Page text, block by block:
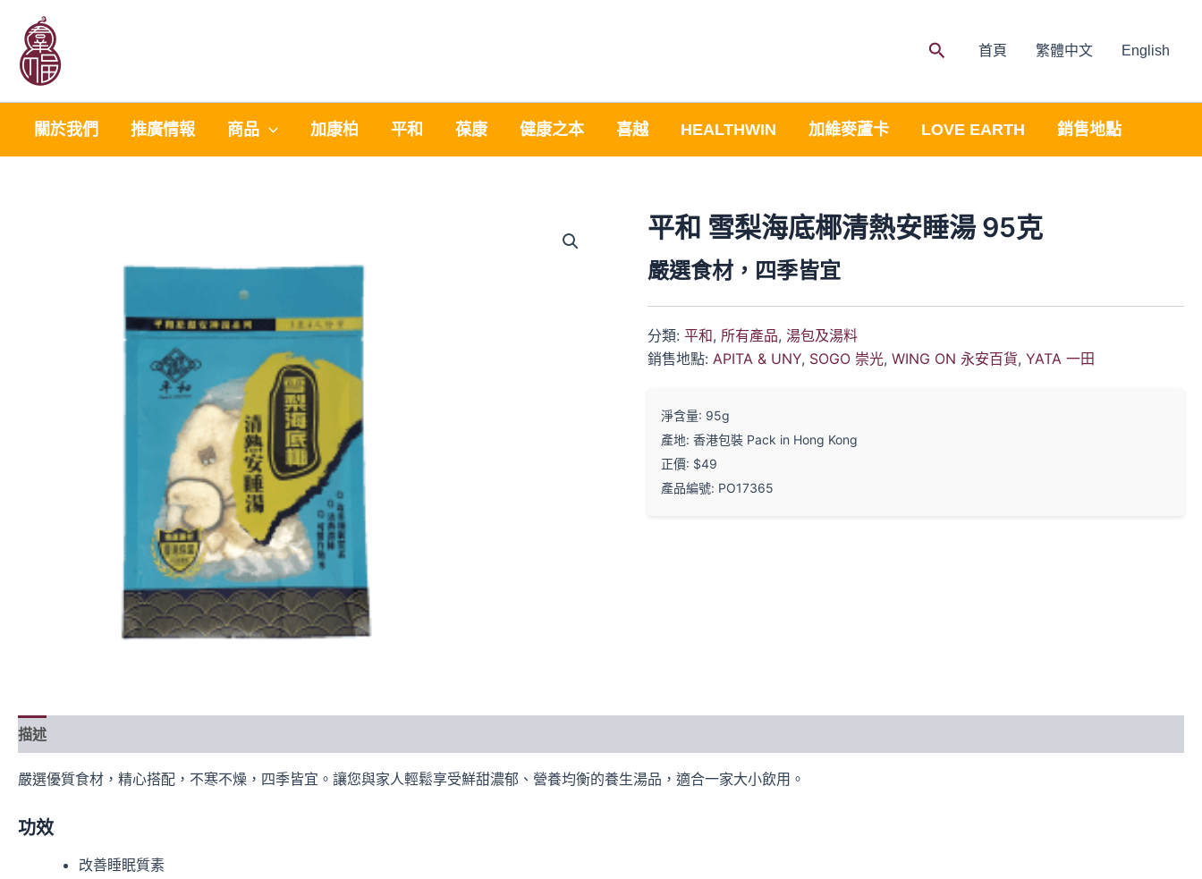
content
Search首頁 繁體中文 English
關於我們 推廣情報 商品 加康柏 平和 葆康 健康之本 喜越 HEALTHWIN 加維麥蘆卡 LOVE EARTH 銷售地點
平和 雪梨海底椰清熱安睡湯 95克
嚴選食材，四季皆宜
分類:平和, 所有產品,湯包及湯料
銷售地點: APITA & UNY, SOGO 崇光,WING ON 永安百貨,YATA 一田
淨含量: 95g
產地: 香港包裝 Pack in Hong Kong
正價: $49
產品編號: PO17365
描述
嚴選優質食材，精心搭配，不寒不燥，四季皆宜。讓您與家人輕鬆享受鮮甜濃郁、營養均衡的養生湯品，適合一家大小飲用。
功效
改善睡眠質素